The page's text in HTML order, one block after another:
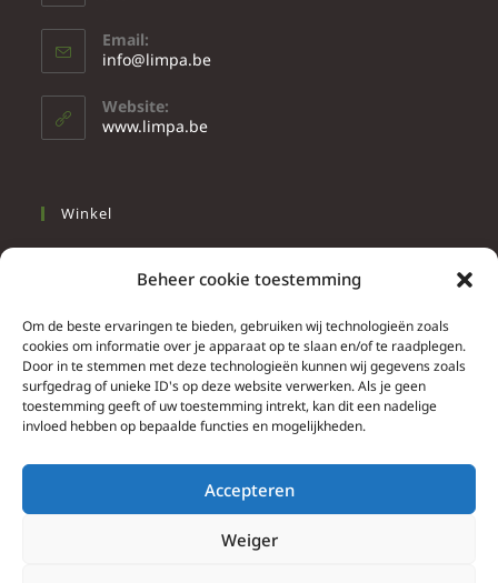
Beheer cookie toestemming
Om de beste ervaringen te bieden, gebruiken wij technologieën zoals
cookies om informatie over je apparaat op te slaan en/of te raadplegen.
Door in te stemmen met deze technologieën kunnen wij gegevens zoals
surfgedrag of unieke ID's op deze website verwerken. Als je geen
toestemming geeft of uw toestemming intrekt, kan dit een nadelige
invloed hebben op bepaalde functies en mogelijkheden.
Accepteren
Weiger
Email:
info@limpa.be
Website:
www.limpa.be
Winkel
Wonen
Info
Contacteer ons